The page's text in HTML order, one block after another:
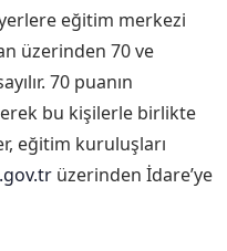
eğitim merkezi
üzerinden 70 ve
70 puanın
bu kişilerle birlikte
eğitim kuruluşları
üzerinden İdare’ye